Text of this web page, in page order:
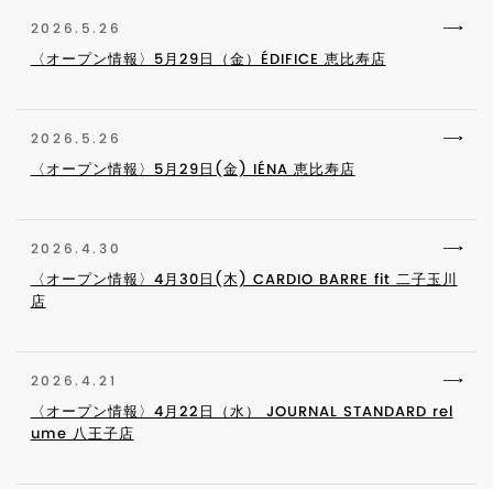
2026.5.26
〈オープン情報〉5月29日（金）ÉDIFICE 恵比寿店
2026.5.26
〈オープン情報〉5月29日(金) IÉNA 恵比寿店
2026.4.30
〈オープン情報〉4月30日(木) CARDIO BARRE fit 二子玉川
店
2026.4.21
〈オープン情報〉4月22日（水） JOURNAL STANDARD rel
ume 八王子店